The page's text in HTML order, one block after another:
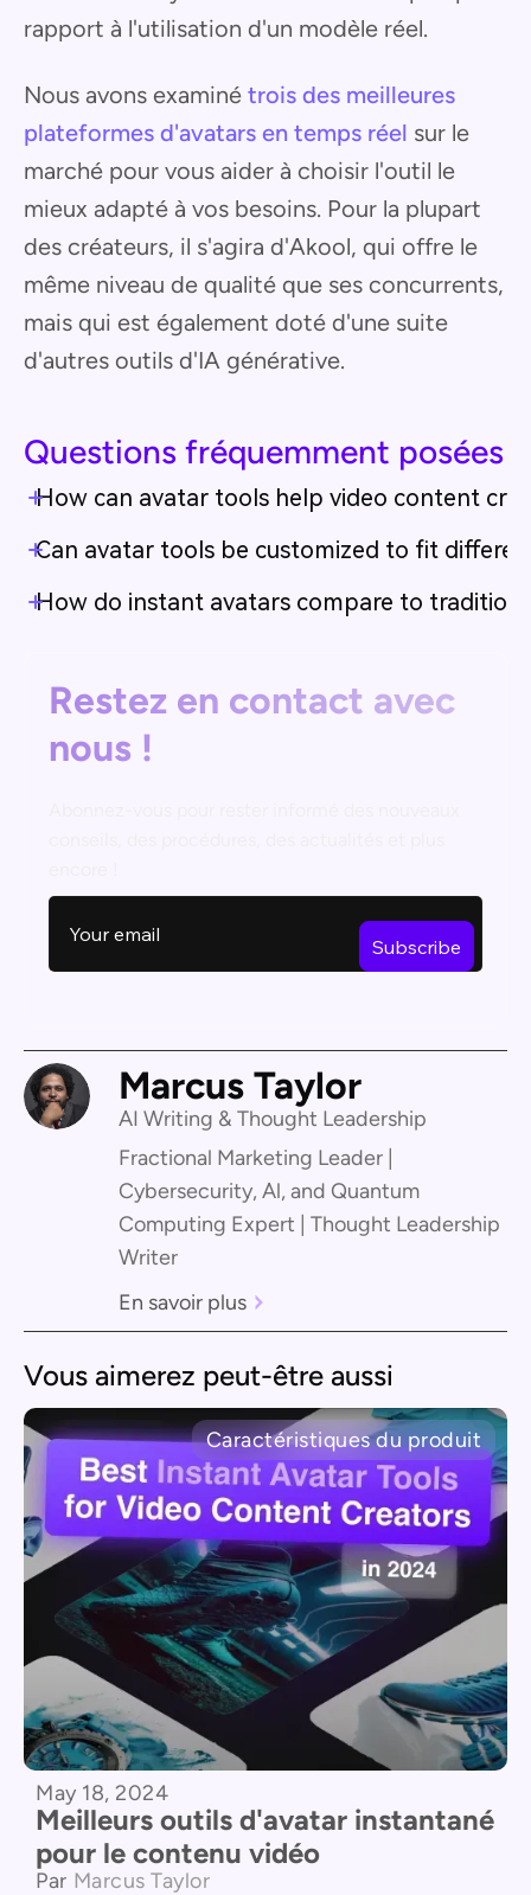
rapport à l'utilisation d'un modèle réel.
Nous avons examiné trois des meilleures
plateformes d'avatars en temps réel sur le
marché pour vous aider à choisir l'outil le
mieux adapté à vos besoins. Pour la plupart
des créateurs, il s'agira d'Akool, qui offre le
même niveau de qualité que ses concurrents,
mais qui est également doté d'une suite
d'autres outils d'IA générative.
Questions fréquemment posées
How can avatar tools help video content
Can avatar tools be customized to fit
How do instant avatars compare to
Restez en contact avec
nous !
Marcus Taylor
AI Writing & Thought Leadership
Fractional Marketing Leader |
Cybersecurity, Al, and Quantum
Computing Expert | Thought Leadership
Writer
En savoir plus
Vous aimerez peut-être aussi
Caractéristiques du produit
May 18, 2024
Meilleurs outils d'avatar instantané
pour le contenu vidéo
Par Marcus Taylor